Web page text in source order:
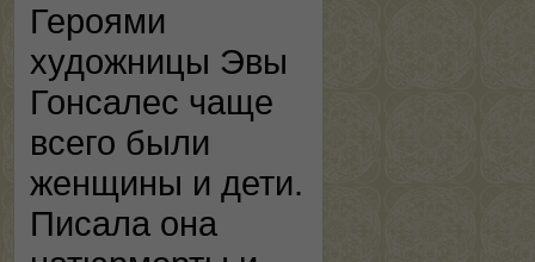
Героями
художницы Эвы
Гонсалес чаще
всего были
женщины и дети.
Писала она